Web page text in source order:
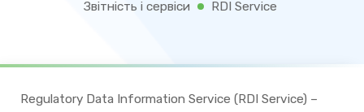
Звітність і сервіси / RDI Service
Regulatory Data Information Service (RDI Service) –